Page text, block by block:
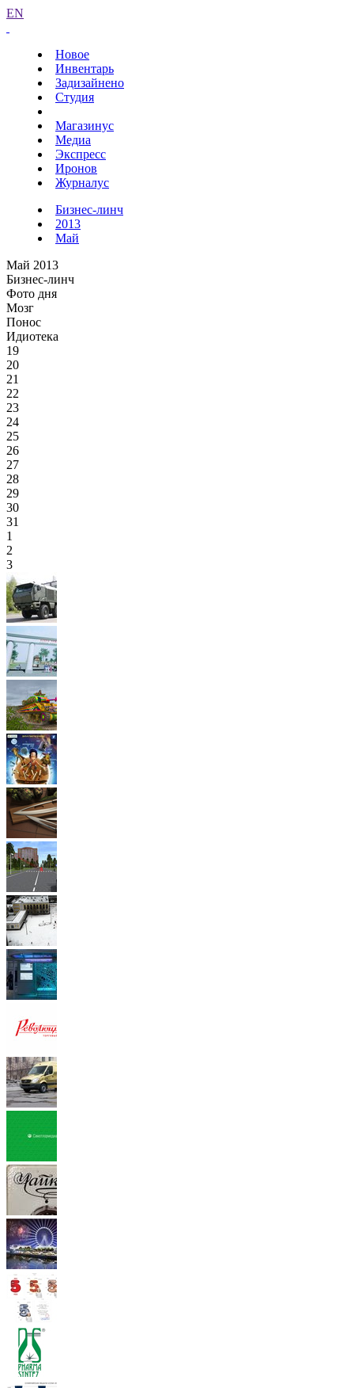
EN
Новое
Инвентарь
Задизайнено
Студия
Магазинус
Медиа
Экспресс
Иронов
Журналус
Бизнес-линч
2013
Май
Май 2013
Бизнес-линч
Фото дня
Мозг
Понос
Идиотека
19
20
21
22
23
24
25
26
27
28
29
30
31
1
2
3